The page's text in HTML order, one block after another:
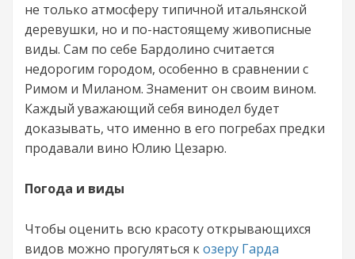
не только атмосферу типичной итальянской
деревушки, но и по-настоящему живописные
виды. Сам по себе Бардолино считается
недорогим городом, особенно в сравнении с
Римом и Миланом. Знаменит он своим вином.
Каждый уважающий себя винодел будет
доказывать, что именно в его погребах предки
продавали вино Юлию Цезарю.
Погода и виды
Чтобы оценить всю красоту открывающихся
видов можно прогуляться козеру Гарда